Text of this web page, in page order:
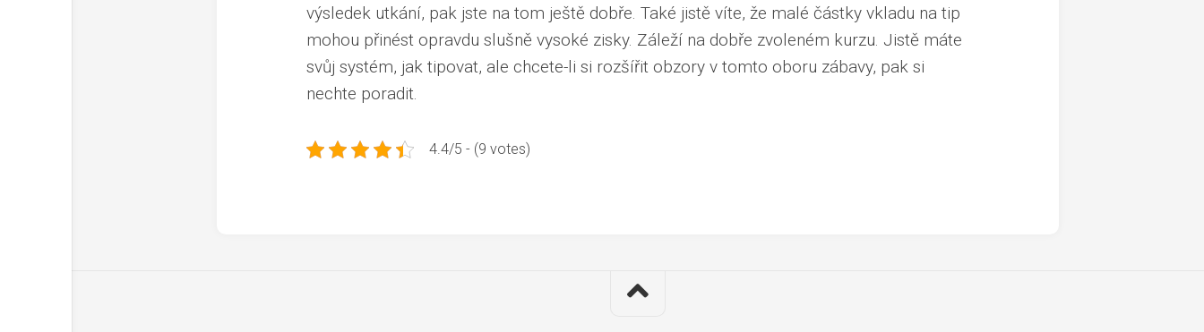
výsledek utkání, pak jste na tom ještě dobře. Také jistě víte, že malé částky vkladu na tip
mohou přinést opravdu slušně vysoké zisky. Záleží na dobře zvoleném kurzu. Jistě máte
svůj systém, jak tipovat, ale chcete-li si rozšířit obzory v tomto oboru zábavy, pak si
nechte poradit.
4.4/5 - (9 votes)